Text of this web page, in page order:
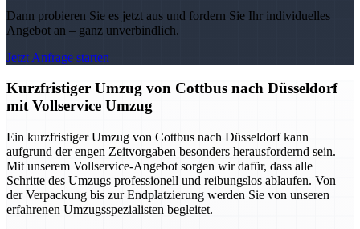
Dann probieren Sie es jetzt aus und fordern Sie Ihr individuelles
Angebot an – ganz unverbindlich.
Jetzt Anfrage starten
Kurzfristiger Umzug von Cottbus nach Düsseldorf
mit Vollservice Umzug
Ein kurzfristiger Umzug von Cottbus nach Düsseldorf kann
aufgrund der engen Zeitvorgaben besonders herausfordernd sein.
Mit unserem Vollservice-Angebot sorgen wir dafür, dass alle
Schritte des Umzugs professionell und reibungslos ablaufen. Von
der Verpackung bis zur Endplatzierung werden Sie von unseren
erfahrenen Umzugsspezialisten begleitet.